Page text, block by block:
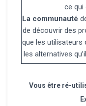
ce qui
La communauté
de découvrir des
que les utilisateurs
les alternatives
Vous être ré-